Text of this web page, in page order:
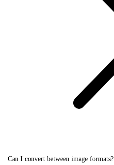
Can I convert between image formats?